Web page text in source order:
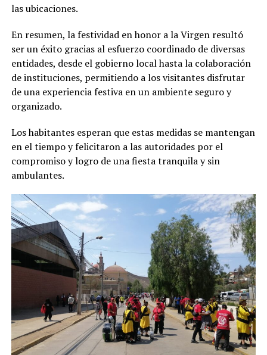
las ubicaciones.
En resumen, la festividad en honor a la Virgen resultó
ser un éxito gracias al esfuerzo coordinado de diversas
entidades, desde el gobierno local hasta la colaboración
de instituciones, permitiendo a los visitantes disfrutar
de una experiencia festiva en un ambiente seguro y
organizado.
Los habitantes esperan que estas medidas se mantengan
en el tiempo y felicitaron a las autoridades por el
compromiso y logro de una fiesta tranquila y sin
ambulantes.